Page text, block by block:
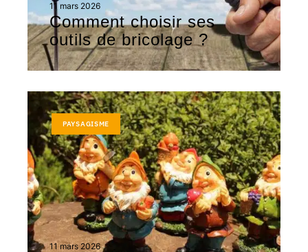
11 mars 2026
Comment choisir ses
outils de bricolage ?
PAYSAGISME
11 mars 2026